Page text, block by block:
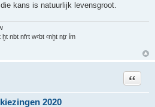
kans is natuurlijk levensgroot.
nbt nfrt wꜥbt ꜥnḫt nṯr ỉm
2020
Citeer